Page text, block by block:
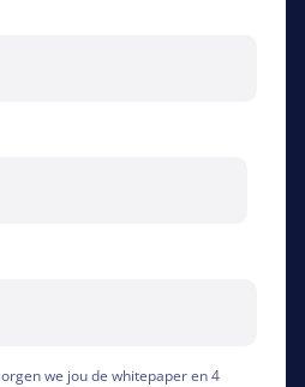
we jou de whitepaper en 4